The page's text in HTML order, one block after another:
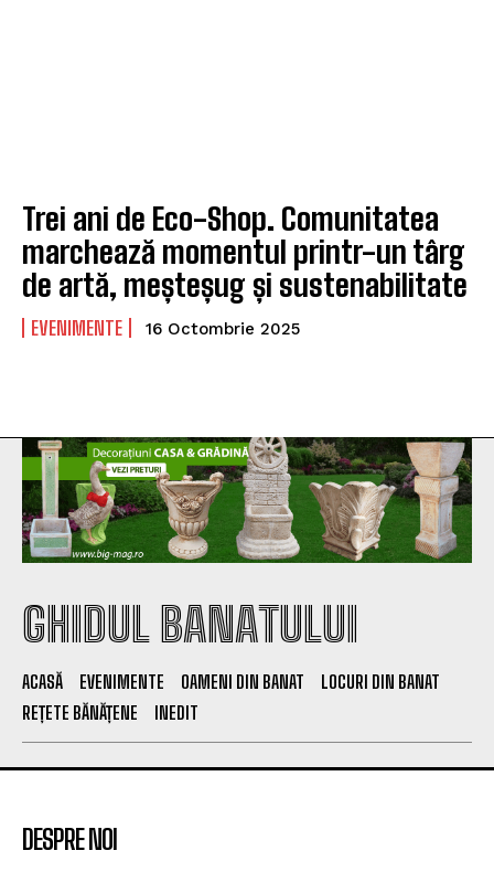
Trei ani de Eco-Shop. Comunitatea
marchează momentul printr-un târg
de artă, meșteșug și sustenabilitate
EVENIMENTE 16 Octombrie 2025
GHIDUL BANATULUI
ACASĂ EVENIMENTE OAMENI DIN BANAT
LOCURI DIN BANAT
REȚETE BĂNĂȚENE
INEDIT
DESPRE NOI